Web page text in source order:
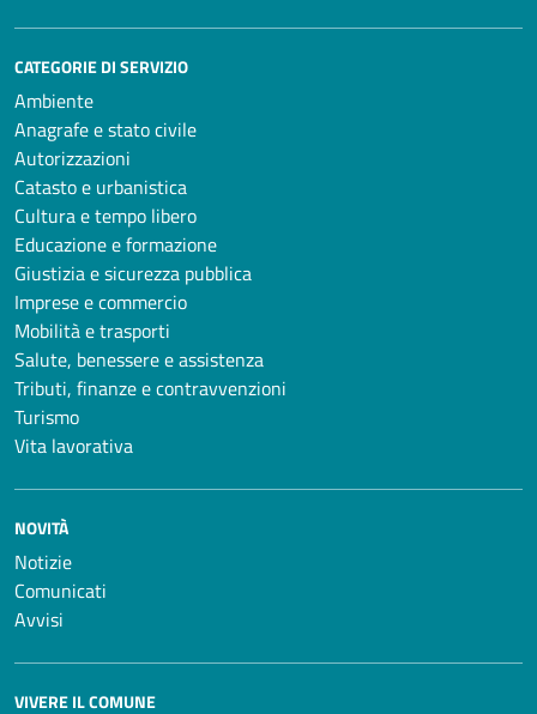
CATEGORIE DI SERVIZIO
Ambiente
Anagrafe e stato civile
Autorizzazioni
Catasto e urbanistica
Cultura e tempo libero
Educazione e formazione
Giustizia e sicurezza pubblica
Imprese e commercio
Mobilità e trasporti
Salute, benessere e assistenza
Tributi, finanze e contravvenzioni
Turismo
Vita lavorativa
NOVITÀ
Notizie
Comunicati
Avvisi
VIVERE IL COMUNE